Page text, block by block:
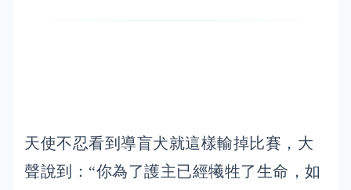
天使不忍看到導盲犬就這樣輸掉比賽，大
聲說到：“你為了護主已經犧牲了生命，如